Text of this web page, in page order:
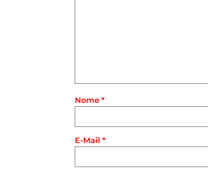
Nome *
E-Mail *